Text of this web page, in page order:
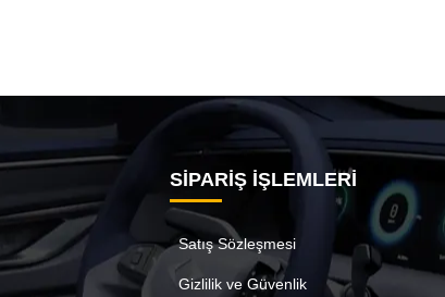
SİPARİŞ İŞLEMLERİ
Satış Sözleşmesi
Gizlilik ve Güvenlik